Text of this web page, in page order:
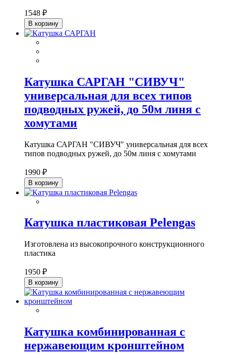
1548 ₽
В корзину
Катушка САРГАН "СИВУЧ"
универсальная для всех типов
подводных ружей, до 50м линя с
хомутами
Катушка САРГАН "СИВУЧ" универсальная для всех
типов подводных ружей, до 50м линя с хомутами
1990 ₽
В корзину
Катушка пластиковая Pelengas
Изготовлена из высокопрочного конструкционного
пластика
1950 ₽
В корзину
Катушка комбинированная с
нержавеющим кронштейном